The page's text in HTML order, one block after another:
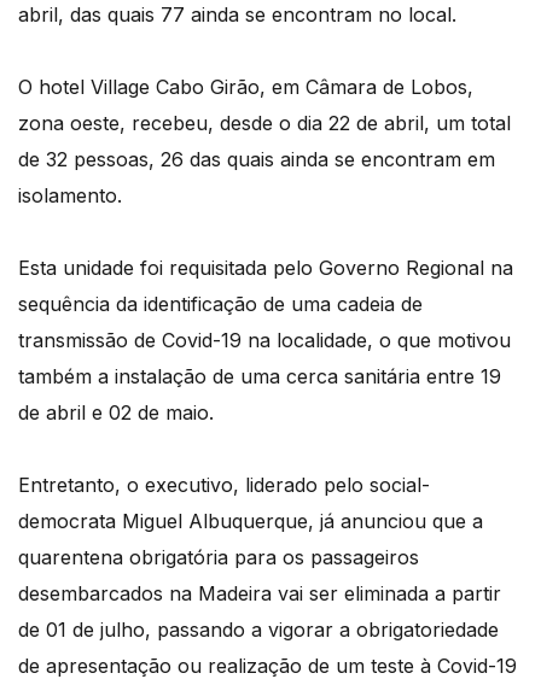
abril, das quais 77 ainda se encontram no local.
O hotel Village Cabo Girão, em Câmara de Lobos,
zona oeste, recebeu, desde o dia 22 de abril, um total
de 32 pessoas, 26 das quais ainda se encontram em
isolamento.
Esta unidade foi requisitada pelo Governo Regional na
sequência da identificação de uma cadeia de
transmissão de Covid-19 na localidade, o que motivou
também a instalação de uma cerca sanitária entre 19
de abril e 02 de maio.
Entretanto, o executivo, liderado pelo social-
democrata Miguel Albuquerque, já anunciou que a
quarentena obrigatória para os passageiros
desembarcados na Madeira vai ser eliminada a partir
de 01 de julho, passando a vigorar a obrigatoriedade
de apresentação ou realização de um teste à Covid-19